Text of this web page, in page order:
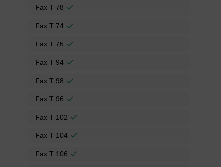
Fax T 78
Fax T 74
Fax T 76
Fax T 94
Fax T 98
Fax T 96
Fax T 102
Fax T 104
Fax T 106